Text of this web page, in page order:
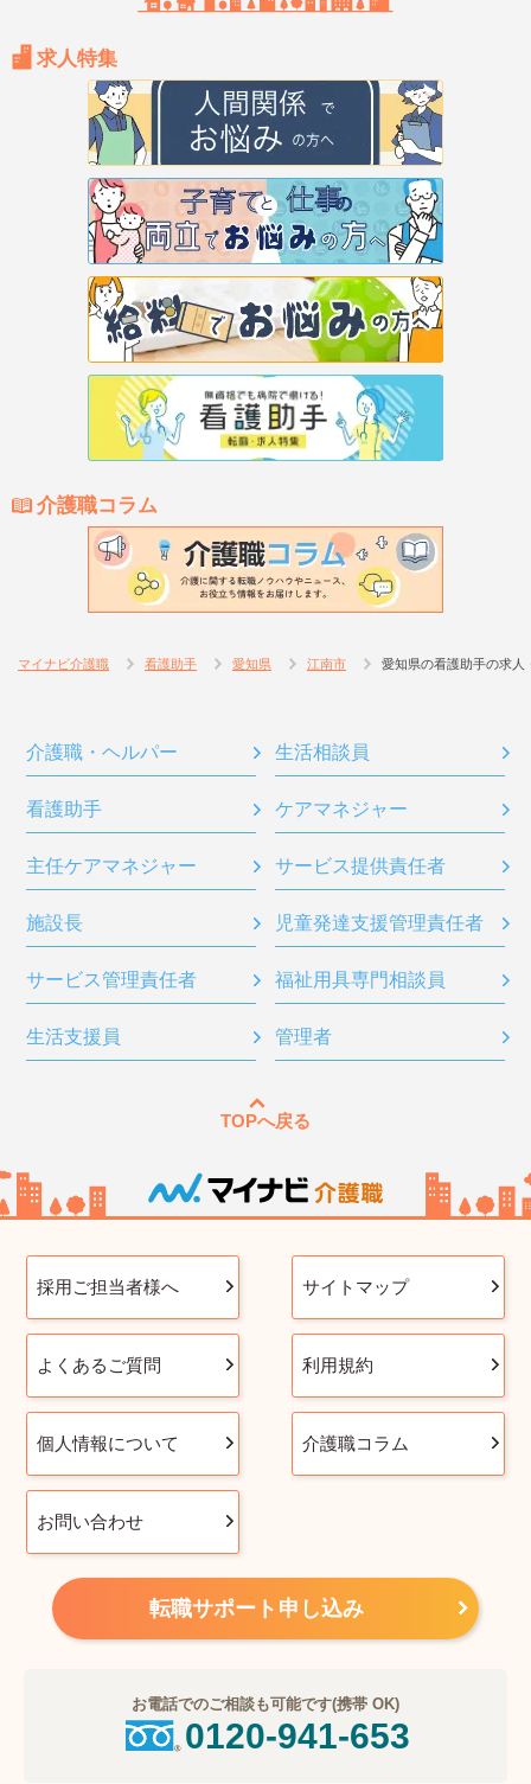
求人特集
介護職コラム
マイナビ介護職 看護助手 愛知県 江南市 愛知県の看護助手の求人
介護職・ヘルパー 生活相談員
看護助手 ケアマネジャー
主任ケアマネジャー サービス提供責任者
施設長 児童発達支援管理責任者
サービス管理責任者 福祉用具専門相談員
生活支援員 管理者
TOPへ戻る
採用ご担当者様へ サイトマップ
よくあるご質問 利用規約
個人情報について 介護職コラム
お問い合わせ
転職サポート申し込み
お電話でのご相談も可能です(携帯 OK)
0120-941-653